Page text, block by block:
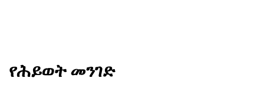
የሕይወት መንገድ